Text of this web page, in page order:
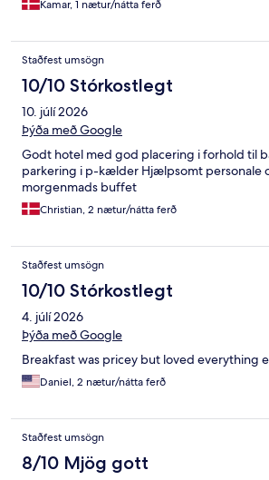
Kamar, 1 nætur/nátta ferð
Staðfest umsögn
10/10 Stórkostlegt
10. júlí 2026
Þýða með Google
Godt hotel med god placering i forhold til
parkering i p-kælder Hjælpsomt personale
morgenmads buffet
Christian, 2 nætur/nátta ferð
Staðfest umsögn
10/10 Stórkostlegt
4. júlí 2026
Þýða með Google
Breakfast was pricey but loved everything
Daniel, 2 nætur/nátta ferð
Staðfest umsögn
8/10 Mjög gott